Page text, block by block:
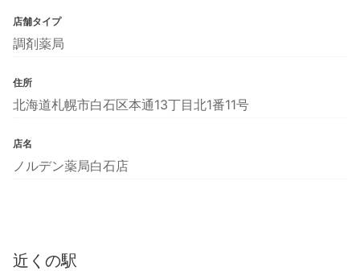
店舗タイプ
調剤薬局
住所
北海道札幌市白石区本通13丁目北1番11号
店名
ノルデン薬局白石店
近くの駅